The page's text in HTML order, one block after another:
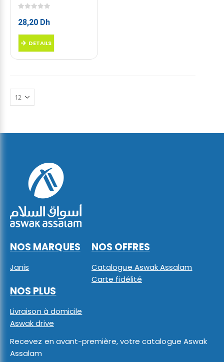
28,20 Dh
DETAILS
NOS MARQUES
Janis
NOS OFFRES
Catalogue Aswak Assalam
Carte fidélité
NOS PLUS
Livraison à domicile
Aswak drive
Recevez en avant-première, votre catalogue Aswak
Assalam